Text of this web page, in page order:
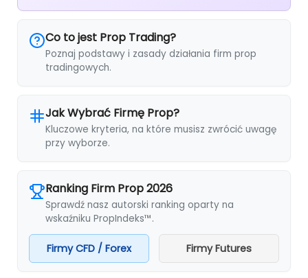
Co to jest Prop Trading?
Poznaj podstawy i zasady działania firm prop
tradingowych.
Jak Wybrać Firmę Prop?
Kluczowe kryteria, na które musisz zwrócić uwagę
przy wyborze.
Ranking Firm Prop 2026
Sprawdź nasz autorski ranking oparty na
wskaźniku PropIndeks™.
Firmy CFD / Forex Firmy Futures